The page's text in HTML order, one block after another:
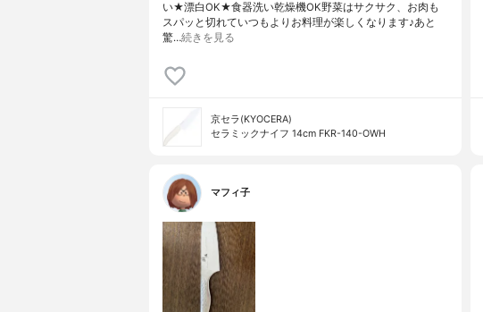
い★漂白OK★食器洗い乾燥機OK野菜はサクサク、お肉も
スパッと切れていつもよりお料理が楽しくなります♪あと
驚…続きを見る
京セラ(KYOCERA)
セラミックナイフ 14cm FKR-140-OWH
マフィ子